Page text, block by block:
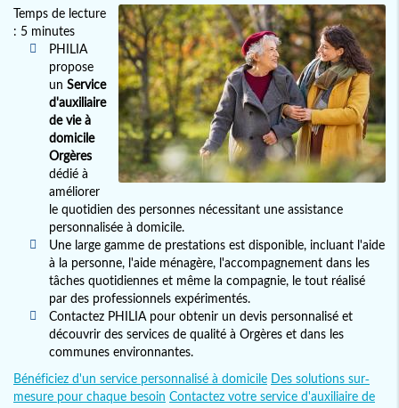
Temps de lecture
: 5 minutes
PHILIA
propose
un Service
d'auxiliaire
de vie à
domicile
Orgères
dédié à
améliorer
le quotidien des personnes nécessitant une assistance
personnalisée à domicile.
Une large gamme de prestations est disponible, incluant l'aide
à la personne, l'aide ménagère, l'accompagnement dans les
tâches quotidiennes et même la compagnie, le tout réalisé
par des professionnels expérimentés.
Contactez PHILIA pour obtenir un devis personnalisé et
découvrir des services de qualité à Orgères et dans les
communes environnantes.
Bénéficiez d'un service personnalisé à domicile Des solutions sur-
mesure pour chaque besoin Contactez votre service d'auxiliaire de